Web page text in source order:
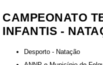
CAMPEONATO
INFANTIS -
Desporto - Natação